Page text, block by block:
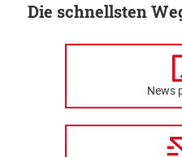
Die schnellsten
News